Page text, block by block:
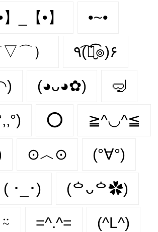
】_【•】 •~•
） ٩(͡๏̮͡๏)۶
(◕ᴗ◕✿) 🤿
⭕ ≧^◡^≦
⊙︿⊙ (°∀°)
( ･_･) (ᅌᴗᅌ✿)
⍨ =^.^= (^L^)